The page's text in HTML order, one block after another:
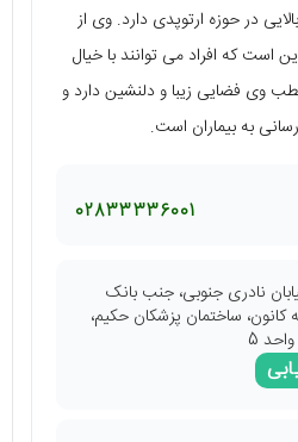
در حوزه ارتوپدی دارد. وی از
است که افراد می توانند با خیال
وی فضایی زیبا و دلنشین دارد و
به بیماران است.
02833336001
نادری جنوبی، جنب بانک
کانون، ساختمان پزشکان حکیم،
5